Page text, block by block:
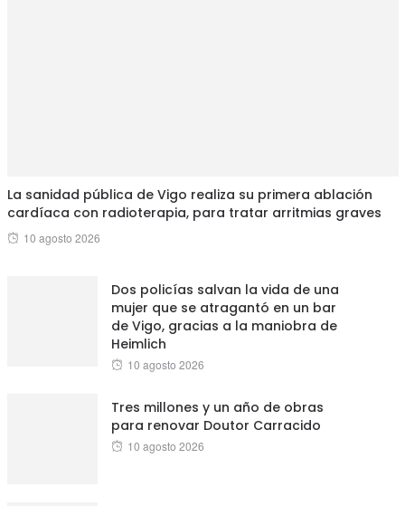
La sanidad pública de Vigo realiza su primera ablación
cardíaca con radioterapia, para tratar arritmias graves
Posted
10 agosto 2026
Dos policías salvan la vida de una
mujer que se atragantó en un bar
de Vigo, gracias a la maniobra de
Heimlich
Posted
10 agosto 2026
Tres millones y un año de obras
para renovar Doutor Carracido
Posted
10 agosto 2026